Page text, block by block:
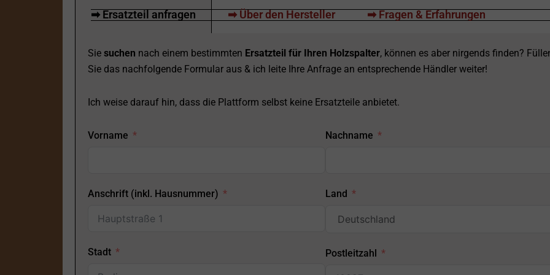
➡ Ersatzteil anfragen ➡ Über den Hersteller ➡ Fragen & Erfahrungen
Sie suchen nach einem bestimmten Ersatzteil für Ihren Holzspalter, können es aber nirgends finden?
Sie das nachfolgende Formular aus & ich leite Ihre Anfrage an entsprechende Händler weiter!
Ich weise darauf hin, dass die Plattform selbst keine Ersatzteile anbietet.
Vorname Nachname
Anschrift (inkl. Hausnummer)
Stadt
Land
Postleitzahl